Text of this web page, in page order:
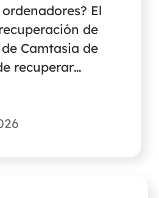
El
de
Camtasia de
recuperar
grabados
que se hayan